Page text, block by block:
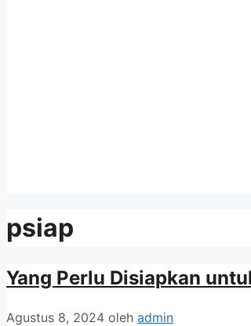
psiap
Yang Perlu Disiapkan
Agustus 8, 2024 oleh admin